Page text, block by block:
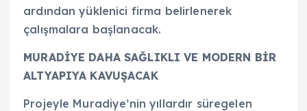
ardından yüklenici firma belirlenerek
çalışmalara başlanacak.
MURADİYE DAHA SAĞLIKLI VE MODERN BİR
ALTYAPIYA KAVUŞACAK
Projeyle Muradiye’nin yıllardır süregelen